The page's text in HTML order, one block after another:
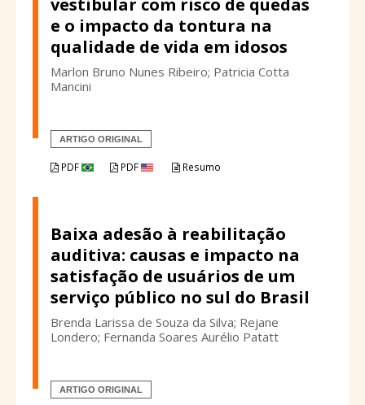
e o impacto da tontura na
qualidade de vida em idosos
Marlon Bruno Nunes Ribeiro; Patricia Cotta
Mancini
ARTIGO ORIGINAL
PDF PDF Resumo
Baixa adesão à reabilitação
auditiva: causas e impacto na
satisfação de usuários de um
serviço público no sul do Brasil
Brenda Larissa de Souza da Silva; Rejane
Londero; Fernanda Soares Aurélio Patatt
ARTIGO ORIGINAL